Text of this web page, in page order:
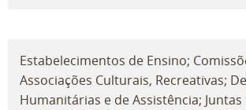
Estabelecimentos de Ensino;
Associações Culturais, Recreativas;
Humanitárias e de Assistência; Juntas